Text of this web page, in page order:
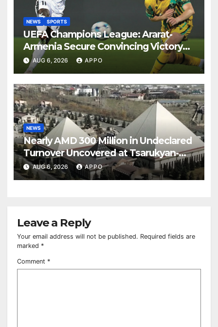
NEWS SPORTS
UEFA Champions League: Ararat-
Armenia Secure Convincing Victory
Over Shamrock Rovers 2-0
AUG 6, 2026 APPO
NEWS
Nearly AMD 300 Million in Undeclared
Turnover Uncovered at Tsarukyan-
Owned Entertainment Center
AUG 6, 2026 APPO
Leave a Reply
Your email address will not be published. Required fields are
marked *
Comment *